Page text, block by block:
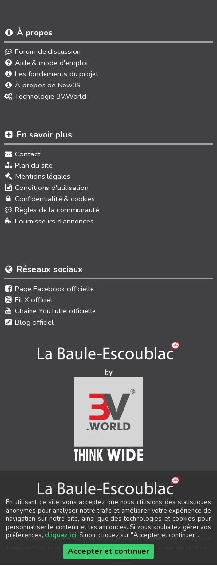
Réseaux sociaux
Page Facebook officielle
Fil X officiel
Chaîne YouTube officielle
Blog officiel
En savoir plus
Contact
Plan du site
Mentions légales
Conditions d'utilisation
Confidentialité & cookies
Règles de la communauté
Fournisseurs d'annonces
À propos
Forum de discussion
Aide & mode d'emploi
Les fondements du projet
À propos de New3S
Technologie 3V.World
by
Gérer mes paramètres de confidentialité
Auteur & conception 3V.WORLD&New3S ®
© 2021-2026 New3S®
Tous droits réservés.
Les marques, noms de sociétés, logos et visuels présents sur ce site sont
la propriété de leurs détenteurs respectifs, qui ne sont aucunement liés ou
affiliés à New3S ®.
En utilisant ce site, vous acceptez que nous utilisions des statistiques
anonymes pour analyser notre trafic et améliorer votre expérience de
navigation sur notre site, ainsi que des technologies et cookies pour
personnaliser le contenu et les annonces. Si vous souhaitez gérer vos
préférences, cliquez ici. Sinon, cliquez sur "Accepter et continuer".
Accepter et continuer